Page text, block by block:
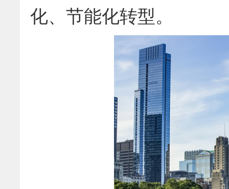
化、节能化转型。